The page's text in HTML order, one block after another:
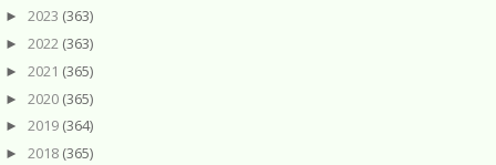
► 2023 (363)
► 2022 (363)
► 2021 (365)
► 2020 (365)
► 2019 (364)
► 2018 (365)